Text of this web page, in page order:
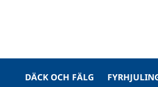
DÄCK OCH FÄLG